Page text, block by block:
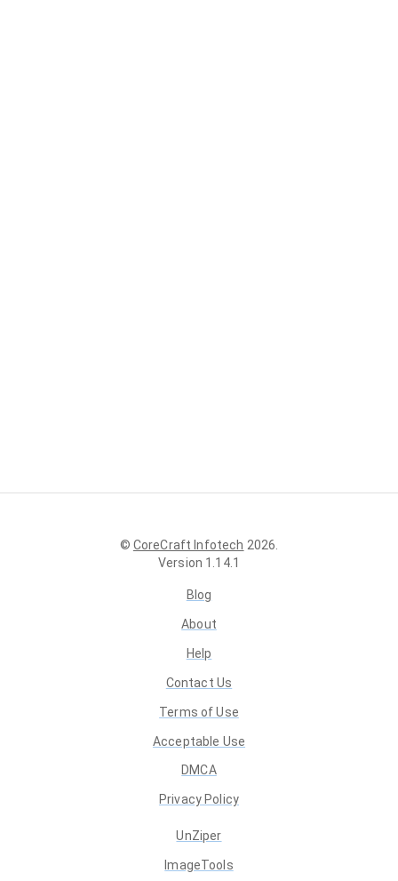
© CoreCraft Infotech 2026
Version 1.14.1
Blog
About
Help
Contact Us
Terms of Use
Acceptable Use
DMCA
Privacy Policy
UnZiper
ImageTools